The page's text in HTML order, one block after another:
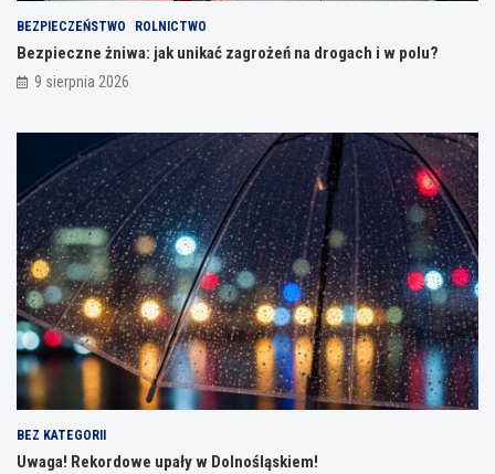
BEZPIECZEŃSTWO ROLNICTWO
Bezpieczne żniwa: jak unikać zagrożeń na drogach i w polu?
9 sierpnia 2026
BEZ KATEGORII
Uwaga! Rekordowe upały w Dolnośląskiem!